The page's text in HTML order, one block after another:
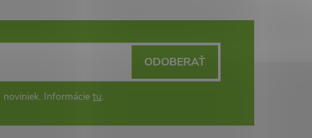
noviniek. Informácie tu.
ODOBERAŤ